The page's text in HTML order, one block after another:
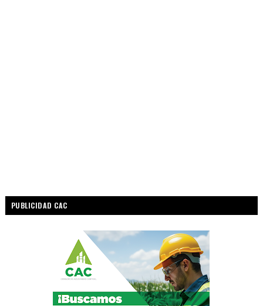
PUBLICIDAD CAC